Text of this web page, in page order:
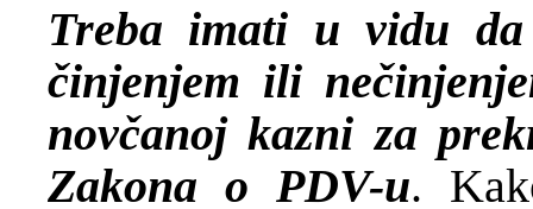
Treba imati u vidu
činjenjem ili
novčanoj kazni za
Zakona o PDV-u.